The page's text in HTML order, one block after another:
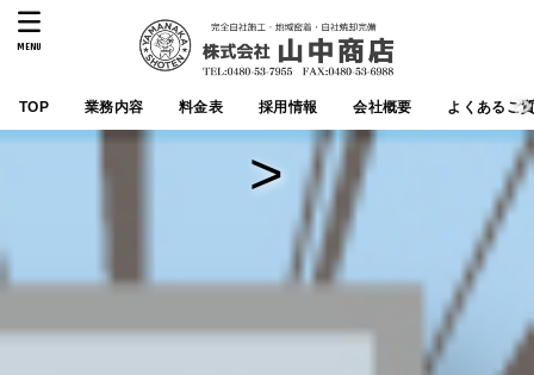
TOP 業務内容 料金表 採用情報 会社概要 よくあるご
MENU
>